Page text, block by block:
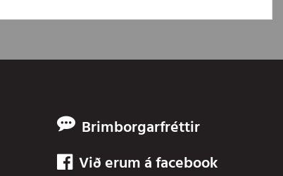
Brimborgarfréttir
Við erum á facebook